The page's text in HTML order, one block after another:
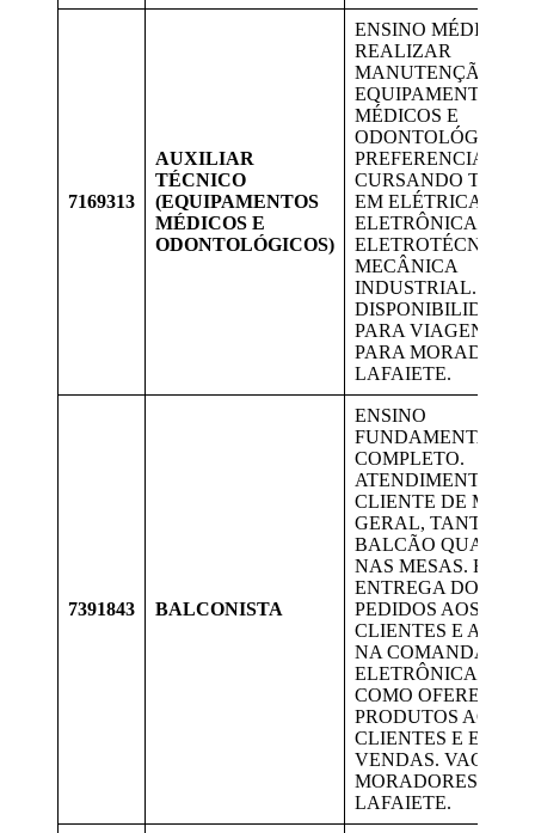
7169313
AUXILIAR
TÉCNICO
(EQUIPAMENTOS
MÉDICOS E
ODONTOLÓGICOS)
ENSINO MÉDIO.
REALIZAR
MANUTENÇÃO DE
EQUIPAMENTOS
MÉDICOS E
ODONTOLÓGICOS.
CURSANDO
EM ELÉTRICA,
ELETRÔNICA,
ELETROTÉCNICA E
MECÂNICA
INDUSTRIAL.
DISPONIBILIDADE
PARA VIAGENS.
PARA
LAFAIETE.
7391843 BALCONISTA
ENSINO
FUNDAMENTAL
COMPLETO.
ATENDIMENTO AO
CLIENTE DE
GERAL, TANTO NO
BALCÃO QUANTO
NAS MESAS.
ENTREGA DOS
PEDIDOS AOS
CLIENTES E
NA COMANDA
ELETRÔNICA. BEM
COMO OFERECER
PRODUTOS AOS
CLIENTES E
VENDAS. VAGA
MORADORES DE
LAFAIETE.